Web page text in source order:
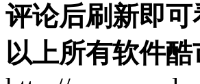
评论后刷新即
以上所有软件